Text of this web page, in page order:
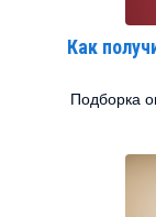
Как
Подборка